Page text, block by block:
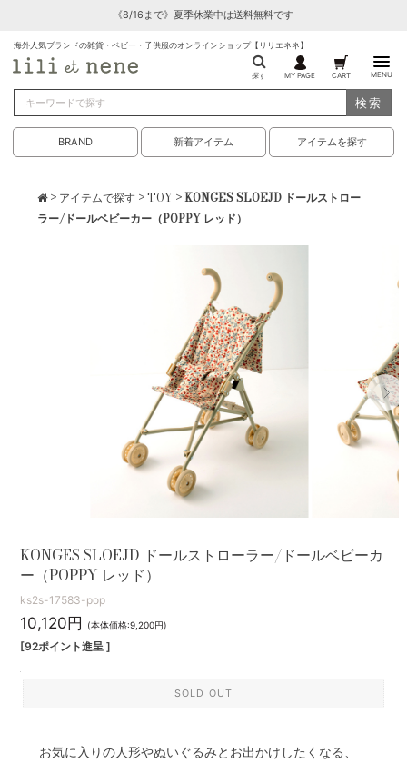
《8/16まで》夏季休業中は送料無料です
海外人気ブランドの雑貨・ベビー・子供服のオンラインショップ【リリエネネ】
探す MY PAGE CART MENU
検索
BRAND 新着アイテム アイテムを探す
> アイテムで探す>TOY > KONGES SLOEJD ドールストロー
ラー/ドールベビーカー（POPPY レッド）
KONGES SLOEJD ドールストローラー/ドールベビーカ
ー（POPPY レッド）
ks2s-17583-pop
10,120円 (本体価格:9,200円)
[92ポイント進呈 ]
SOLD OUT
お気に入りの人形やぬいぐるみとお出かけしたくなる、